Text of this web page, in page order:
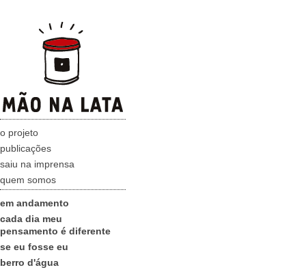
o projeto
publicações
saiu na imprensa
quem somos
em andamento
cada dia meu
pensamento é diferente
se eu fosse eu
berro d'água